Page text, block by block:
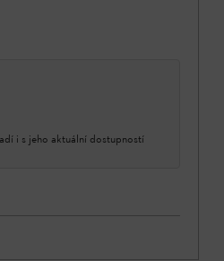
i s jeho aktuální dostupností